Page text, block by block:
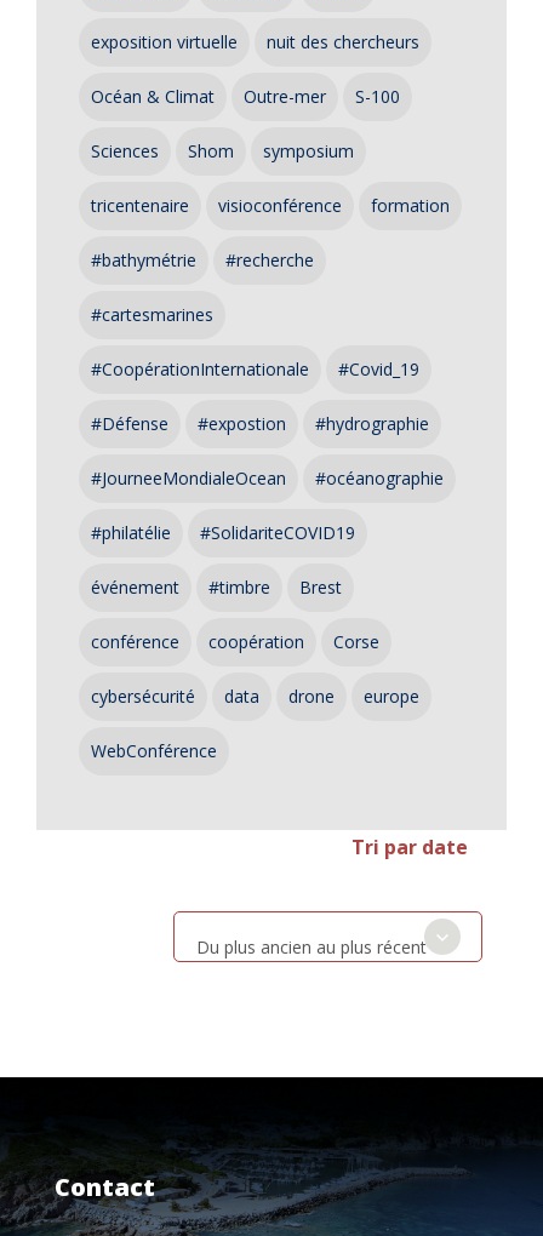
exposition virtuelle nuit des chercheurs
Océan & Climat Outre-mer S-100
Sciences Shom symposium
tricentenaire visioconférence formation
#bathymétrie #recherche
#cartesmarines
#CoopérationInternationale #Covid_19
#Défense #expostion #hydrographie
#JourneeMondialeOcean #océanographie
#philatélie #SolidariteCOVID19
événement #timbre Brest
conférence coopération Corse
cybersécurité data drone europe
WebConférence
Tri par date
Du plus ancien au plus récent
Contact